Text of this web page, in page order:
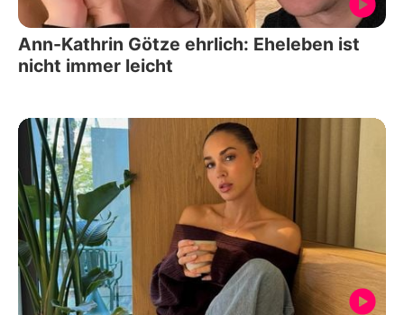
Ann-Kathrin Götze ehrlich: Eheleben ist
nicht immer leicht